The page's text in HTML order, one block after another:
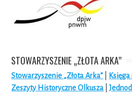
STOWARZYSZENIE „ZŁOTA ARKA”
Stowarzyszenie „Złota Arka”
Zeszyty Historyczne Olkusza |